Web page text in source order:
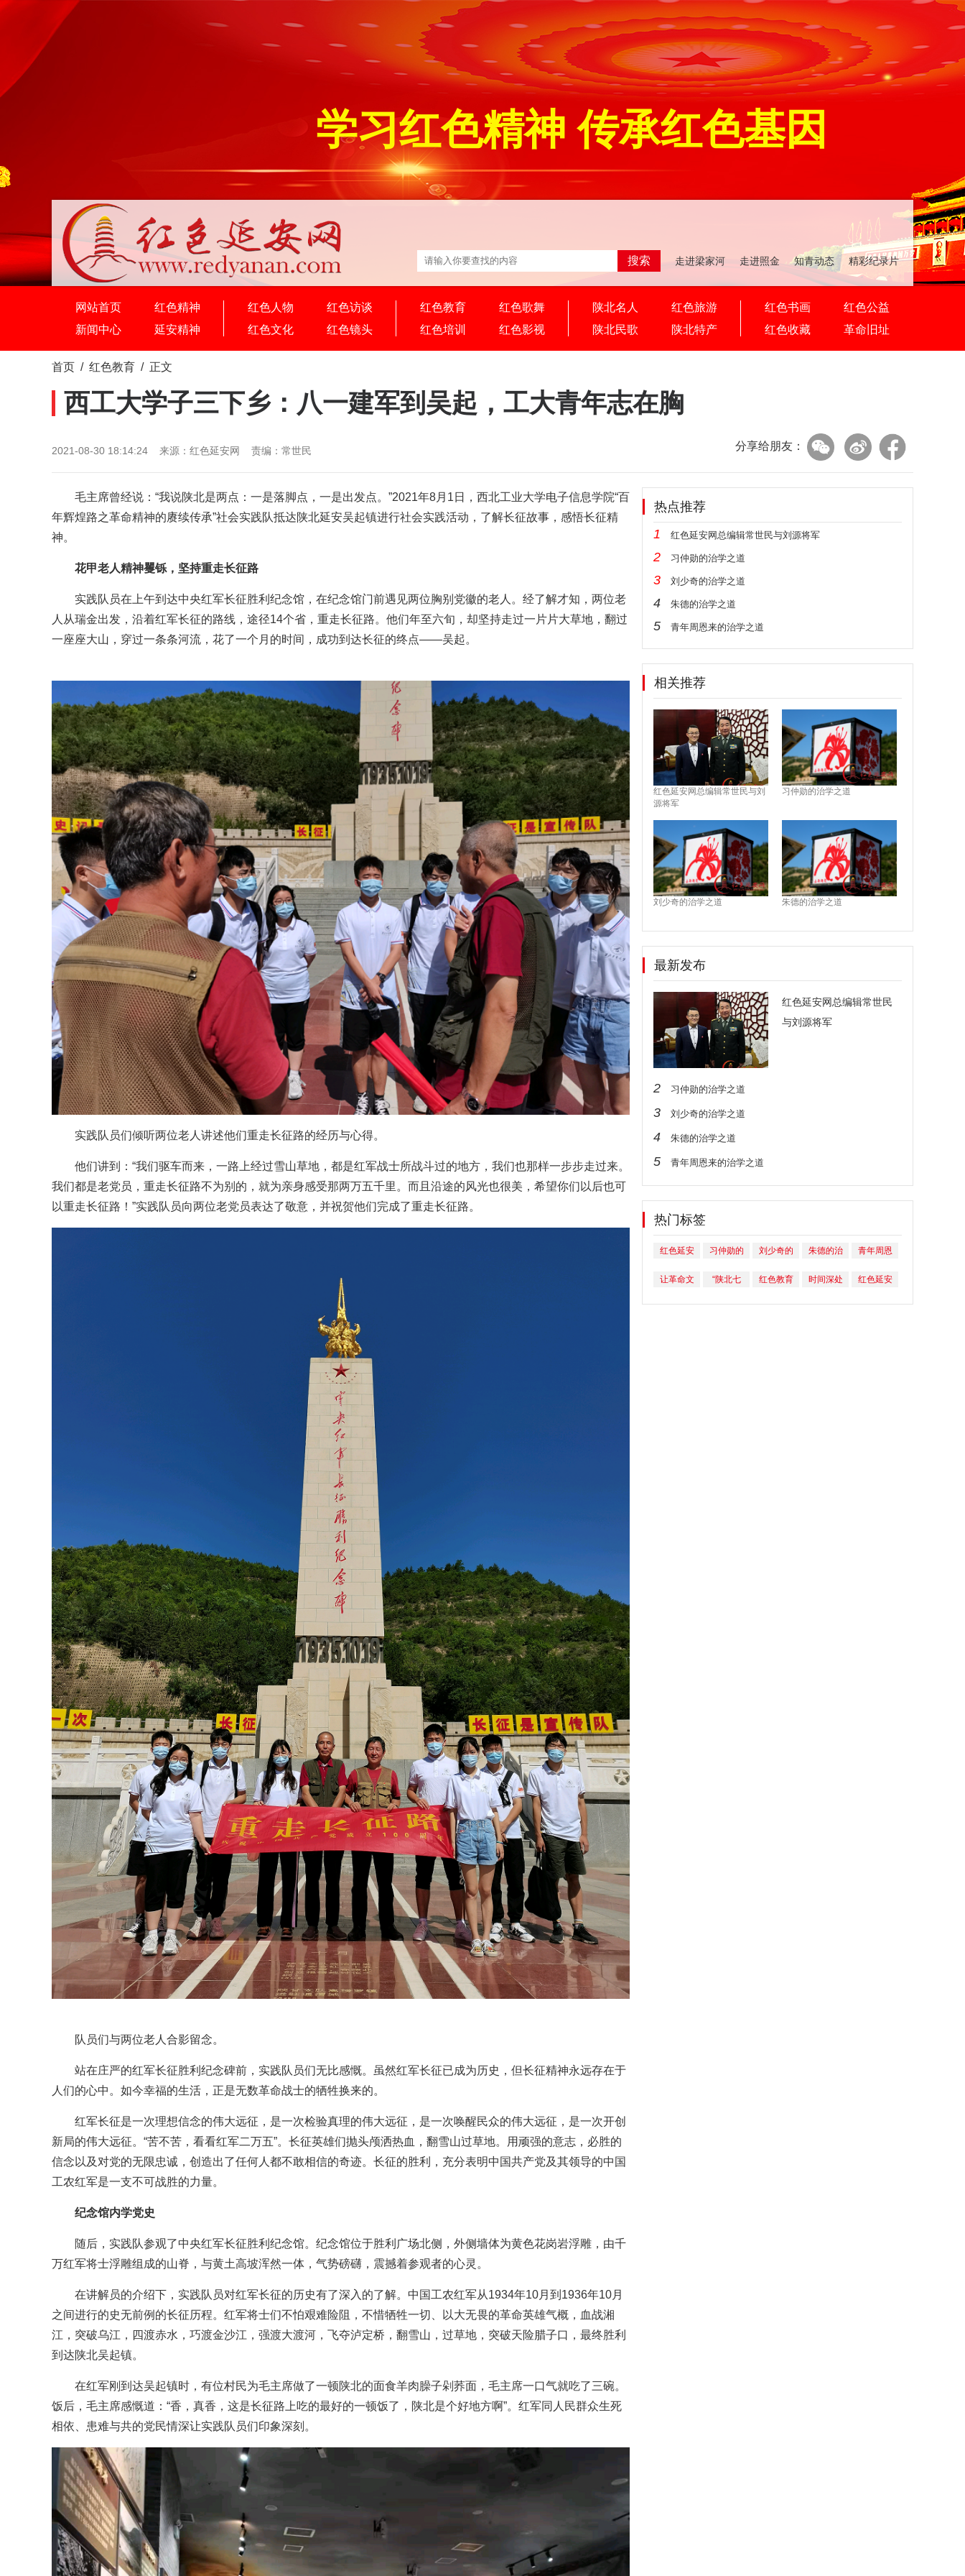
学习红色精神 传承红色基因
搜索 走进梁家河 走进照金 知青动态 精彩纪录片
网站首页
红色精神
新闻中心
延安精神
红色人物
红色访谈
红色文化
红色镜头
红色教育
红色歌舞
红色培训
红色影视
陕北名人
红色旅游
陕北民歌
陕北特产
红色书画
红色公益
红色收藏
革命旧址
首页 / 红色教育 / 正文
西工大学子三下乡：八一建军到吴起，工大青年志在胸
分享给朋友：
2021-08-30 18:14:24 来源：红色延安网 责编：常世民
毛主席曾经说：“我说陕北是两点：一是落脚点，一是出发点。”2021年8月1日，西北工业大学电子信息学院“百
年辉煌路之革命精神的赓续传承”社会实践队抵达陕北延安吴起镇进行社会实践活动，了解长征故事，感悟长征精
神。
花甲老人精神矍铄，坚持重走长征路
实践队员在上午到达中央红军长征胜利纪念馆，在纪念馆门前遇见两位胸别党徽的老人。经了解才知，两位老
人从瑞金出发，沿着红军长征的路线，途径14个省，重走长征路。他们年至六旬，却坚持走过一片片大草地，翻过
一座座大山，穿过一条条河流，花了一个月的时间，成功到达长征的终点——吴起。
实践队员们倾听两位老人讲述他们重走长征路的经历与心得。
他们讲到：“我们驱车而来，一路上经过雪山草地，都是红军战士所战斗过的地方，我们也那样一步步走过来。
我们都是老党员，重走长征路不为别的，就为亲身感受那两万五千里。而且沿途的风光也很美，希望你们以后也可
以重走长征路！”实践队员向两位老党员表达了敬意，并祝贺他们完成了重走长征路。
队员们与两位老人合影留念。
站在庄严的红军长征胜利纪念碑前，实践队员们无比感慨。虽然红军长征已成为历史，但长征精神永远存在于
人们的心中。如今幸福的生活，正是无数革命战士的牺牲换来的。
红军长征是一次理想信念的伟大远征，是一次检验真理的伟大远征，是一次唤醒民众的伟大远征，是一次开创
新局的伟大远征。“苦不苦，看看红军二万五”。长征英雄们抛头颅洒热血，翻雪山过草地。用顽强的意志，必胜的
信念以及对党的无限忠诚，创造出了任何人都不敢相信的奇迹。长征的胜利，充分表明中国共产党及其领导的中国
工农红军是一支不可战胜的力量。
纪念馆内学党史
随后，实践队参观了中央红军长征胜利纪念馆。纪念馆位于胜利广场北侧，外侧墙体为黄色花岗岩浮雕，由千
万红军将士浮雕组成的山脊，与黄土高坡浑然一体，气势磅礴，震撼着参观者的心灵。
在讲解员的介绍下，实践队员对红军长征的历史有了深入的了解。中国工农红军从1934年10月到1936年10月
之间进行的史无前例的长征历程。红军将士们不怕艰难险阻，不惜牺牲一切、以大无畏的革命英雄气概，血战湘
江，突破乌江，四渡赤水，巧渡金沙江，强渡大渡河，飞夺泸定桥，翻雪山，过草地，突破天险腊子口，最终胜利
到达陕北吴起镇。
在红军刚到达吴起镇时，有位村民为毛主席做了一顿陕北的面食羊肉臊子剁荞面，毛主席一口气就吃了三碗。
饭后，毛主席感慨道：“香，真香，这是长征路上吃的最好的一顿饭了，陕北是个好地方啊”。红军同人民群众生死
相依、患难与共的党民情深让实践队员们印象深刻。
热点推荐
1
红色延安网总编辑常世民与刘源将军
2 习仲勋的治学之道
3 刘少奇的治学之道
4 朱德的治学之道
5 青年周恩来的治学之道
相关推荐
红色延安网总编辑常世民与刘
源将军
习仲勋的治学之道
刘少奇的治学之道 朱德的治学之道
最新发布
红色延安网总编辑常世民
与刘源将军
2 习仲勋的治学之道
3 刘少奇的治学之道
4 朱德的治学之道
5 青年周恩来的治学之道
热门标签
红色延安
常世民与
习仲勋的
刘少奇的
朱德的治
青年周恩
之道
让革命文
“陕北七
红色教育
时间深处
红色延安